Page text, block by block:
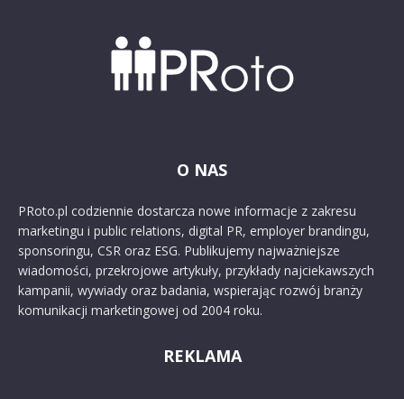
O NAS
PRoto.pl codziennie dostarcza nowe informacje z zakresu
marketingu i public relations, digital PR, employer brandingu,
sponsoringu, CSR oraz ESG. Publikujemy najważniejsze
wiadomości, przekrojowe artykuły, przykłady najciekawszych
kampanii, wywiady oraz badania, wspierając rozwój branży
komunikacji marketingowej od 2004 roku.
REKLAMA